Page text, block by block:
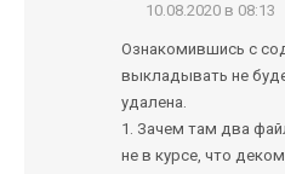
10.08.2020 в 08:13
Ознакомившись с
выкладывать не
удалена.
1. Зачем там два
не в курсе, что